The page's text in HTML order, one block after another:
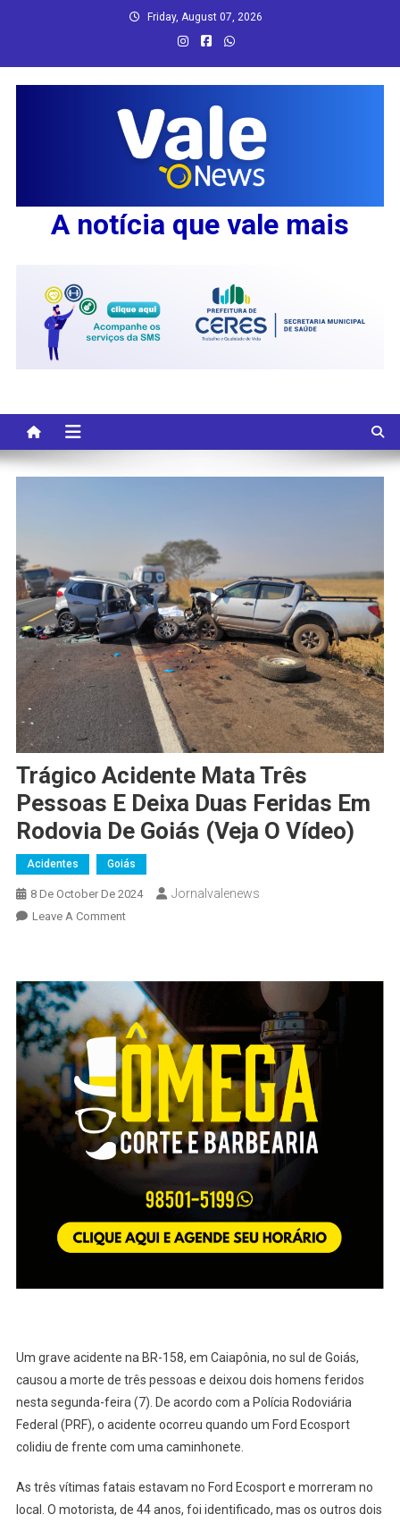
Friday, August 07, 2026
A notícia que vale mais
Trágico Acidente Mata Três
Pessoas E Deixa Duas Feridas Em
Rodovia De Goiás (veja O Vídeo)
Acidentes Goiás
8 De October De 2024 Jornalvalenews
Leave A CommentOn
Três
Pessoas
E
Deixa
Duas
Feridas
Em
Rodovia
De
(veja
O
Vídeo)
Um grave acidente na BR-158, em Caiapônia, no sul de Goiás,
causou a morte de três pessoas e deixou dois homens feridos
nesta segunda-feira (7). De acordo com a Polícia Rodoviária
Federal (PRF), o acidente ocorreu quando um Ford Ecosport
colidiu de frente com uma caminhonete.
As três vítimas fatais estavam no Ford Ecosport e morreram no
local. O motorista, de 44 anos, foi identificado, mas os outros dois